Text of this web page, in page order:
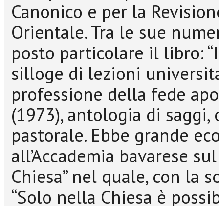
Canonico e per la
Orientale. Tra le sue
posto particolare il libro:
silloge di lezioni
professione della fede
(1973), antologia di
pastorale. Ebbe grande
all’Accademia bavarese
Chiesa” nel quale, con la
“Solo nella Chiesa è